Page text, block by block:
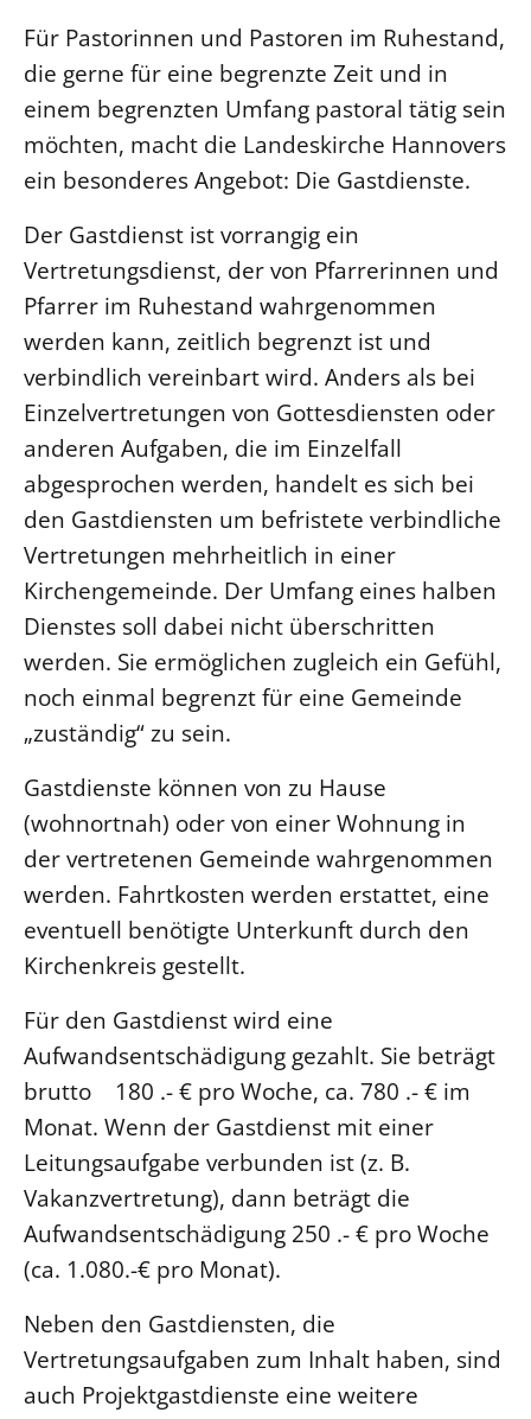
Für Pastorinnen und Pastoren im Ruhestand,
die gerne für eine begrenzte Zeit und in
einem begrenzten Umfang pastoral tätig sein
möchten, macht die Landeskirche Hannovers
ein besonderes Angebot: Die Gastdienste.
Der Gastdienst ist vorrangig ein
Vertretungsdienst, der von Pfarrerinnen und
Pfarrer im Ruhestand wahrgenommen
werden kann, zeitlich begrenzt ist und
verbindlich vereinbart wird. Anders als bei
Einzelvertretungen von Gottesdiensten oder
anderen Aufgaben, die im Einzelfall
abgesprochen werden, handelt es sich bei
den Gastdiensten um befristete verbindliche
Vertretungen mehrheitlich in einer
Kirchengemeinde. Der Umfang eines halben
Dienstes soll dabei nicht überschritten
werden. Sie ermöglichen zugleich ein Gefühl,
noch einmal begrenzt für eine Gemeinde
„zuständig“ zu sein.
Gastdienste können von zu Hause
(wohnortnah) oder von einer Wohnung in
der vertretenen Gemeinde wahrgenommen
werden. Fahrtkosten werden erstattet, eine
eventuell benötigte Unterkunft durch den
Kirchenkreis gestellt.
Für den Gastdienst wird eine
Aufwandsentschädigung gezahlt. Sie beträgt
brutto 180 .- € pro Woche, ca. 780 .- € im
Monat. Wenn der Gastdienst mit einer
Leitungsaufgabe verbunden ist (z. B.
Vakanzvertretung), dann beträgt die
Aufwandsentschädigung 250 .- € pro Woche
(ca. 1.080.-€ pro Monat).
Neben den Gastdiensten, die
Vertretungsaufgaben zum Inhalt haben, sind
auch Projektgastdienste eine weitere